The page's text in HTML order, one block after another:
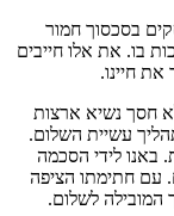
בסכסוך חמור
בו. את אלו חייבים
את חיינו.
חסך נשיא ארצות
עשיית השלום.
באנו לידי הסכמה
עם חתימתו הציפה
המובילה לשלום.